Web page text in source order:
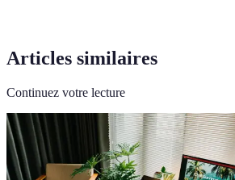
Articles similaires
Continuez votre lecture